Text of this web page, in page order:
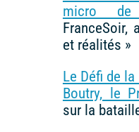
micro de
FranceSoir,
et réalités »
Le Défi de
Boutry, le
sur la